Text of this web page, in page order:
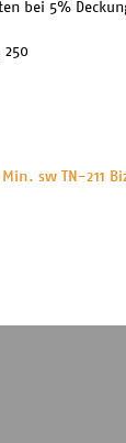
bei 5%
250
Min. sw TN-211